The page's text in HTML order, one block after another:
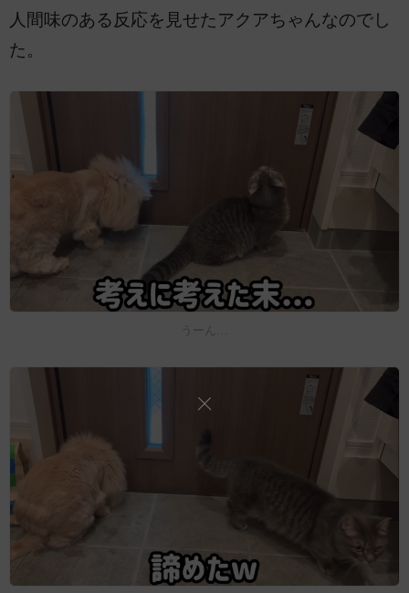
人間味のある反応を見せたアクアちゃんなのでし
た。
うーん…